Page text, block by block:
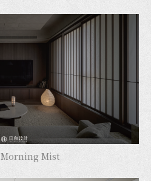
Morning Mist